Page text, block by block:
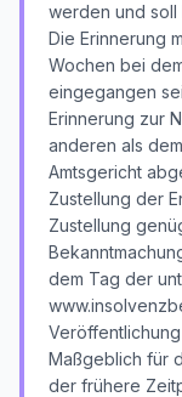
werden und
Die Erinnerung
Wochen bei
eingegangen
Erinnerung zur
anderen als
Amtsgericht
Zustellung der
Zustellung
dem Tag der
Maßgeblich für
der frühere